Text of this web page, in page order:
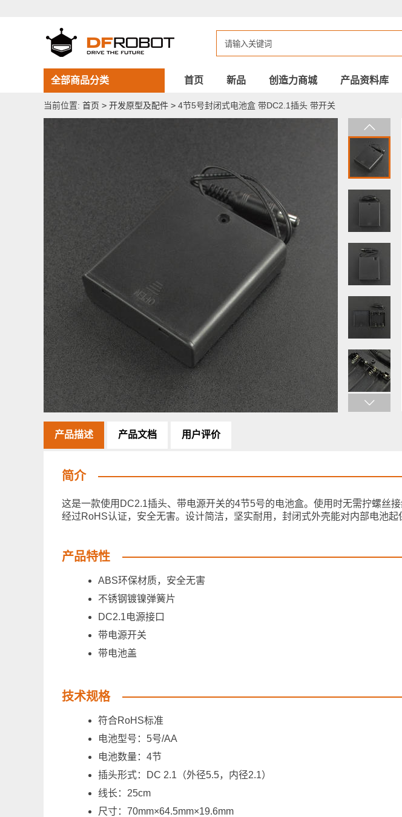
全部商品分类 首页 新品 创造力商城 产品资料库
当前位置: 首页 > 开发原型及配件 > 4节5号封闭式电池盒 带DC2.1插头 带开关
产品描述 产品文档 用户评价
简介
这是一款使用DC2.1插头、带电源开关的4节5号的电池盒。使用时无需拧螺丝
经过RoHS认证，安全无害。设计简洁，坚实耐用，封闭式外壳能对内部电池起
产品特性
ABS环保材质，安全无害
不锈钢镀镍弹簧片
DC2.1电源接口
带电源开关
带电池盖
技术规格
符合RoHS标准
电池型号：5号/AA
电池数量：4节
插头形式：DC 2.1（外径5.5，内径2.1）
线长：25cm
尺寸：70mm×64.5mm×19.6mm